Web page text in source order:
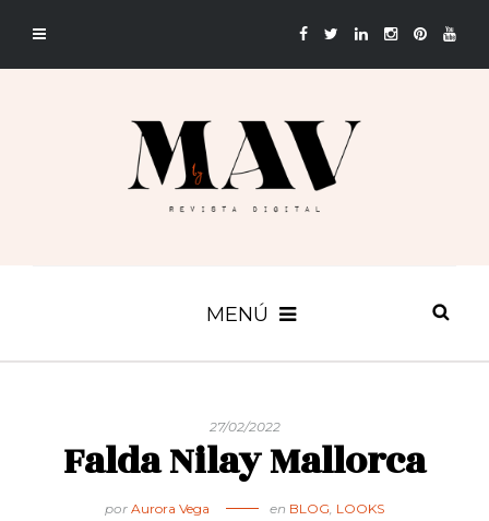
MENÚ
27/02/2022
Falda Nilay Mallorca
por Aurora Vega en BLOG, LOOKS